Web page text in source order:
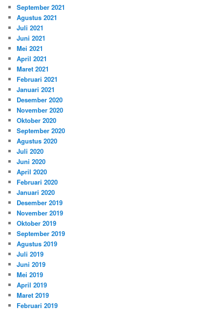
September 2021
Agustus 2021
Juli 2021
Juni 2021
Mei 2021
April 2021
Maret 2021
Februari 2021
Januari 2021
Desember 2020
November 2020
Oktober 2020
September 2020
Agustus 2020
Juli 2020
Juni 2020
April 2020
Februari 2020
Januari 2020
Desember 2019
November 2019
Oktober 2019
September 2019
Agustus 2019
Juli 2019
Juni 2019
Mei 2019
April 2019
Maret 2019
Februari 2019